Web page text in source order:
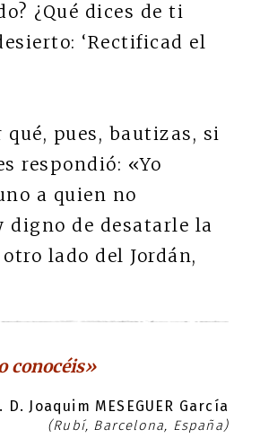
¿Qué dices de ti
‘Rectificad el
qué, pues, bautizas, si
respondió: «Yo
a quien no
digno de desatarle la
lado del Jordán,
conocéis»
D. Joaquim MESEGUER García
(Rubí, Barcelona, España)